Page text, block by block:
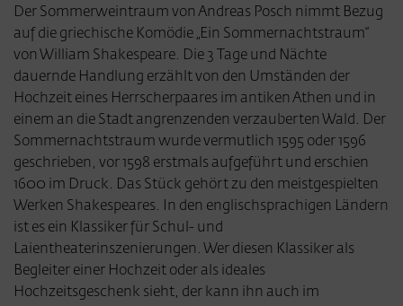
Der Sommerweintraum von Andreas Posch nimmt Bezug
auf die griechische Komödie „Ein Sommernachtstraum“
von William Shakespeare. Die 3 Tage und Nächte
dauernde Handlung erzählt von den Umständen der
Hochzeit eines Herrscherpaares im antiken Athen und in
einem an die Stadt angrenzenden verzauberten Wald. Der
Sommernachtstraum wurde vermutlich 1595 oder 1596
geschrieben, vor 1598 erstmals aufgeführt und erschien
1600 im Druck. Das Stück gehört zu den meistgespielten
Werken Shakespeares. In den englischsprachigen Ländern
ist es ein Klassiker für Schul- und
Laientheaterinszenierungen. Wer diesen Klassiker als
Begleiter einer Hochzeit oder als ideales
Hochzeitsgeschenk sieht, der kann ihn auch im